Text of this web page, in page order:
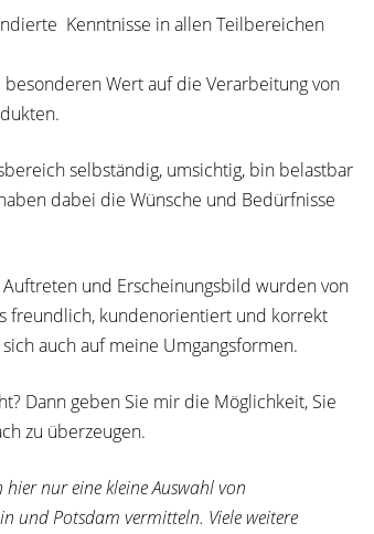
Kenntnisse in allen Teilbereichen
Wert auf die Verarbeitung von
selbständig, umsichtig, bin belastbar
dabei die Wünsche und Bedürfnisse
und Erscheinungsbild wurden von
freundlich, kundenorientiert und korrekt
auch auf meine Umgangsformen.
Dann geben Sie mir die Möglichkeit, Sie
zu überzeugen.
hier nur eine kleine Auswahl von
und Potsdam vermitteln. Viele weitere